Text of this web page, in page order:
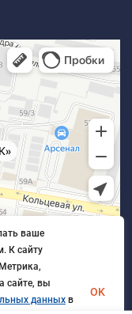
ваше
К cайту
сайте, вы
данных в
OK